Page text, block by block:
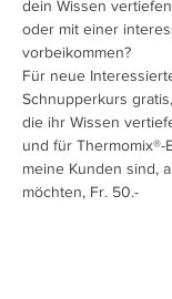
dein Wissen
oder mit einer
vorbeikommen?
Für neue
Schnupperkurs
die ihr Wissen
und für
meine Kunden sind,
möchten, Fr. 50.-